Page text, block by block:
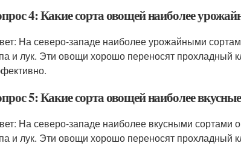
4: Какие сорта овощей наиболее
На северо-западе наиболее урожайными
и лук. Эти овощи хорошо переносят прохладный
5: Какие сорта овощей наиболее вкусные
На северо-западе наиболее вкусными сортами
и лук. Эти овощи хорошо переносят прохладный